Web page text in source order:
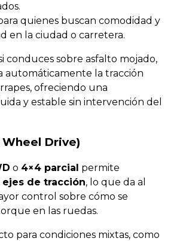
quienes buscan comodidad y
en la ciudad o carretera.
conduces sobre asfalto mojado,
automáticamente la tracción
ofreciendo una
y estable sin intervención del
Drive)
o 4×4 parcial permite
de tracción, lo que da al
control sobre cómo se
en las ruedas.
para condiciones mixtas, como